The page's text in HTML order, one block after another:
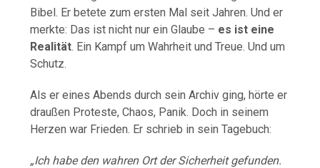
Bibel. Er betete zum ersten Mal seit Jahren. Und er
merkte: Das ist nicht nur ein Glaube – es ist eine
Realität. Ein Kampf um Wahrheit und Treue. Und um
Schutz.
Als er eines Abends durch sein Archiv ging, hörte er
draußen Proteste, Chaos, Panik. Doch in seinem
Herzen war Frieden. Er schrieb in sein Tagebuch:
„Ich habe den wahren Ort der Sicherheit gefunden.